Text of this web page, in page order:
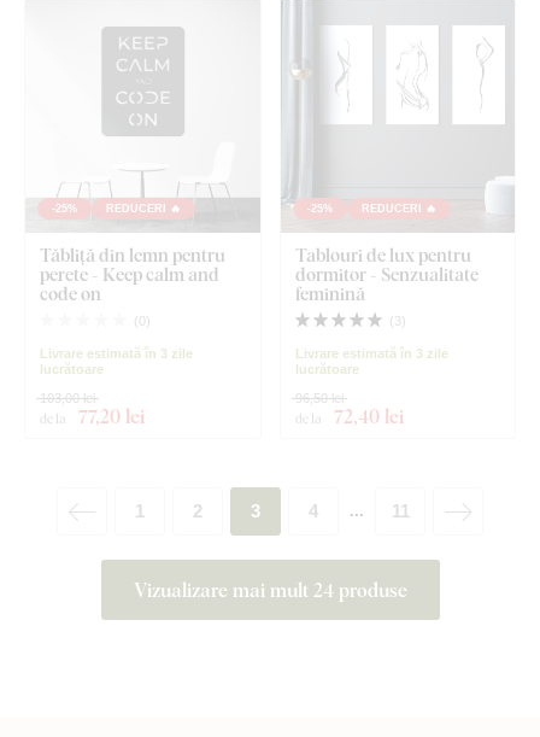
-25% REDUCERI 🔥
Tăbliță din lemn pentru
perete - Keep calm and
code on
( 0)
Livrare estimată în 3 zile
lucrătoare
de la 77,20 lei
103,00 lei
-25% REDUCERI 🔥
Tablouri de lux pentru
dormitor - Senzualitate
feminină
( 3)
Livrare estimată în 3 zile
lucrătoare
de la 72,40 lei
96,50 lei
Vizualizare mai mult 24 produse
1 2 3 4 ... 11